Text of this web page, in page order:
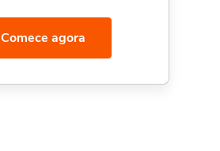
Comece agora